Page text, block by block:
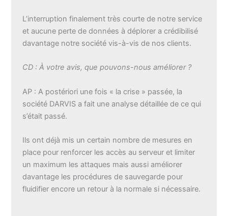
L’interruption finalement très courte de notre service
et aucune perte de données à déplorer a crédibilisé
davantage notre société vis-à-vis de nos clients.
CD : À votre avis, que pouvons-nous améliorer ?
AP : A postériori une fois « la crise » passée, la
société DARVIS a fait une analyse détaillée de ce qui
s’était passé.
Ils ont déjà mis un certain nombre de mesures en
place pour renforcer les accès au serveur et limiter
un maximum les attaques mais aussi améliorer
davantage les procédures de sauvegarde pour
fluidifier encore un retour à la normale si nécessaire.